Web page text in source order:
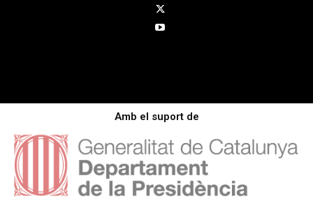
Amb el suport de